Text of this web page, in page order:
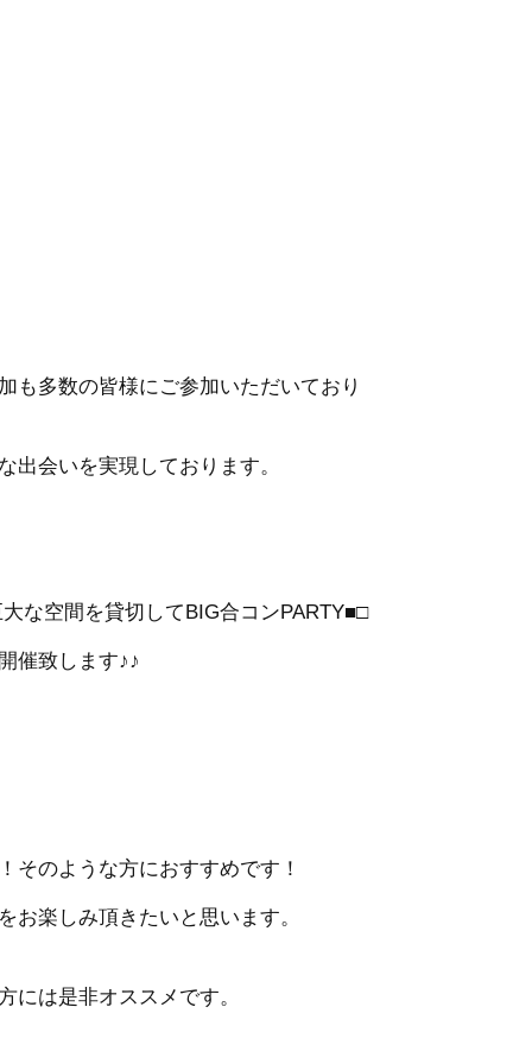
も多数の皆様にご参加いただいており
出会いを実現しております。
な空間を貸切してBIG合コンPARTY■□
催致します♪♪
そのような方におすすめです！
楽しみ頂きたいと思います。
には是非オススメです。